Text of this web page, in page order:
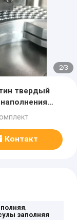
2/3
твердый
Контакт
,
заполняя